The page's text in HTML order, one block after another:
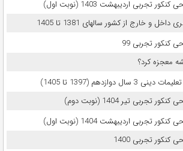
تجربی اردیبهشت 1403 (نوبت اول)
و خارج از کشور سالهای 1381 تا 1405
تجربی 99
معجزه کرد؟
دوازدهم (1397 تا 1405)
تیر 1404 (نوبت دوم)
تجربی اردیبهشت 1404 (نوبت اول)
تجربی 1400